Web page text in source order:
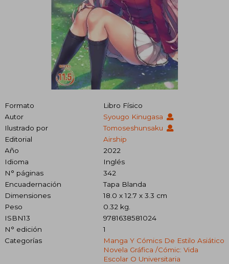
Formato
Libro Físico
Autor
Syougo Kinugasa
Ilustrado por
Tomoseshunsaku
Editorial
Airship
Año
2022
Idioma
Inglés
N° páginas
342
Encuadernación
Tapa Blanda
Dimensiones
18.0 x 12.7 x 3.3 cm
Peso
0.32 kg.
ISBN13
9781638581024
N° edición
1
Categorías
Manga Y Cómics De Estilo Asiático
Novela Gráfica /cómic: Vida
Escolar O Universitaria